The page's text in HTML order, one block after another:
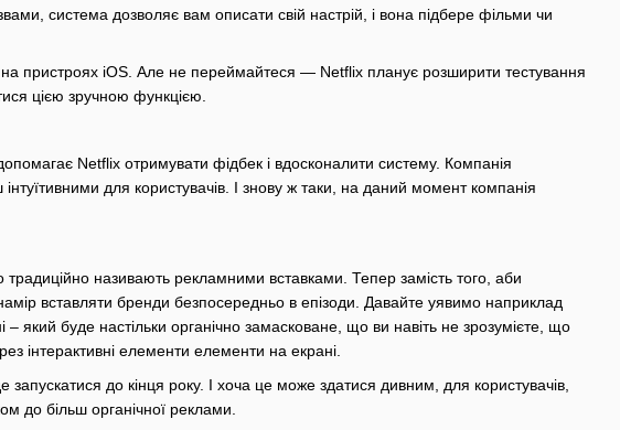
система дозволяє вам описати свій настрій, і вона підбере фільми чи
пристроях iOS. Але не переймайтеся — Netflix планує розширити тестування
цією зручною функцією.
Netflix отримувати фідбек і вдосконалити систему. Компанія
для користувачів. І знову ж таки, на даний момент компанія
називають рекламними вставками. Тепер замість того, аби
вставляти бренди безпосередньо в епізоди. Давайте уявимо наприклад
який буде настільки органічно замасковане, що ви навіть не зрозумієте, що
інтерактивні елементи елементи на екрані.
до кінця року. І хоча це може здатися дивним, для користувачів,
до більш органічної реклами.